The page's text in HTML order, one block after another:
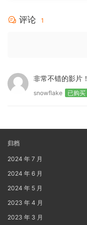
评论 1
非常不错的影片！
snowflake 已购买
归档
2024 年 7 月
2024 年 6 月
2024 年 5 月
2023 年 4 月
2023 年 3 月